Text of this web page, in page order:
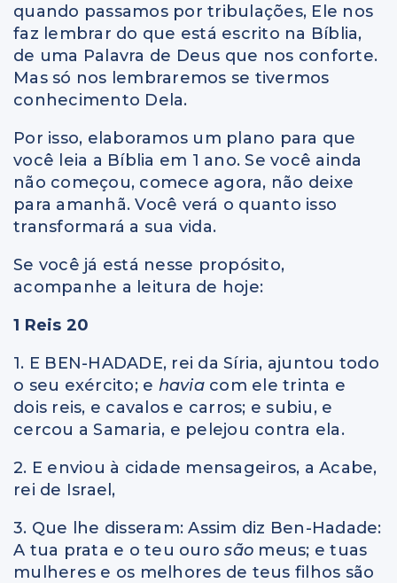
quando passamos por tribulações, Ele nos
faz lembrar do que está escrito na Bíblia,
de uma Palavra de Deus que nos conforte.
Mas só nos lembraremos se tivermos
conhecimento Dela.
Por isso, elaboramos um plano para que
você leia a Bíblia em 1 ano. Se você ainda
não começou, comece agora, não deixe
para amanhã. Você verá o quanto isso
transformará a sua vida.
Se você já está nesse propósito,
acompanhe a leitura de hoje:
1 Reis 20
1. E BEN-HADADE, rei da Síria, ajuntou todo
o seu exército; e havia com ele trinta e
dois reis, e cavalos e carros; e subiu, e
cercou a Samaria, e pelejou contra ela.
2. E enviou à cidade mensageiros, a Acabe,
rei de Israel,
3. Que lhe disseram: Assim diz Ben-Hadade:
A tua prata e o teu ourosão meus; e tuas
mulheres e os melhores de teus filhos são